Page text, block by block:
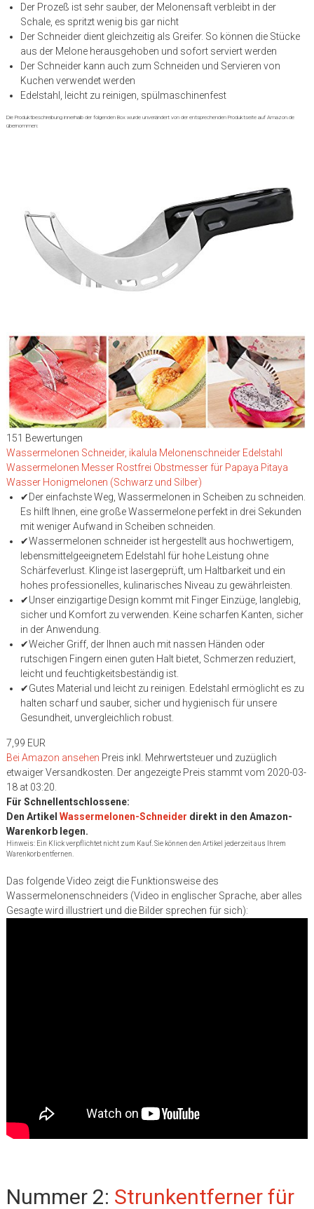
Der Prozeß ist sehr sauber, der Melonensaft verbleibt in der
Schale, es spritzt wenig bis gar nicht
Der Schneider dient gleichzeitig als Greifer. So können die Stücke
aus der Melone herausgehoben und sofort serviert werden
Der Schneider kann auch zum Schneiden und Servieren von
Kuchen verwendet werden
Edelstahl, leicht zu reinigen, spülmaschinenfest
Die Produktbeschreibung innerhalb der folgenden Box wurde unverändert von der entsprechenden Produktseite auf Amazon.de
übernommen:
151 Bewertungen
Wassermelonen Schneider, ikalula Melonenschneider Edelstahl
Wassermelonen Messer Rostfrei Obstmesser für Papaya Pitaya
Wasser Honigmelonen (Schwarz und Silber)
✔Der einfachste Weg, Wassermelonen in Scheiben zu schneiden.
Es hilft Ihnen, eine große Wassermelone perfekt in drei Sekunden
mit weniger Aufwand in Scheiben schneiden.
✔Wassermelonen schneider ist hergestellt aus hochwertigem,
lebensmittelgeeignetem Edelstahl für hohe Leistung ohne
Schärfeverlust. Klinge ist lasergeprüft, um Haltbarkeit und ein
hohes professionelles, kulinarisches Niveau zu gewährleisten.
✔Unser einzigartige Design kommt mit Finger Einzüge, langlebig,
sicher und Komfort zu verwenden. Keine scharfen Kanten, sicher
in der Anwendung.
✔Weicher Griff, der Ihnen auch mit nassen Händen oder
rutschigen Fingern einen guten Halt bietet, Schmerzen reduziert,
leicht und feuchtigkeitsbeständig ist.
✔Gutes Material und leicht zu reinigen. Edelstahl ermöglicht es zu
halten scharf und sauber, sicher und hygienisch für unsere
Gesundheit, unvergleichlich robust.
7,99 EUR
Bei Amazon ansehen Preis inkl. Mehrwertsteuer und zuzüglich
etwaiger Versandkosten. Der angezeigte Preis stammt vom 2020-03-
18 at 03:20.
Für Schnellentschlossene:
Den Artikel Wassermelonen-Schneider direkt in den Amazon-
Warenkorb legen.
Hinweis: Ein Klick verpflichtet nicht zum Kauf. Sie können den Artikel jederzeit aus Ihrem
Warenkorb entfernen.
Das folgende Video zeigt die Funktionsweise des
Wassermelonenschneiders (Video in englischer Sprache, aber alles
Gesagte wird illustriert und die Bilder sprechen für sich):
Nummer 2: Strunkentferner für